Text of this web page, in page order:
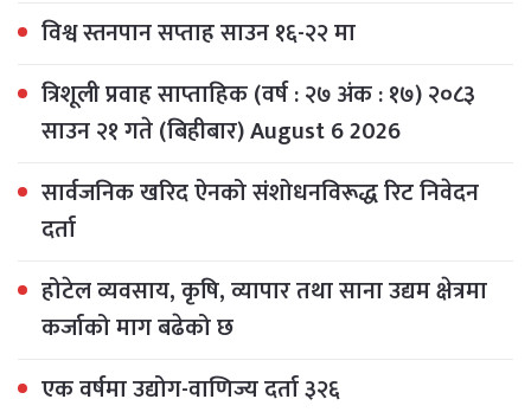
विश्व स्तनपान सप्ताह साउन १६-२२ मा
त्रिशूली प्रवाह साप्ताहिक (वर्ष : २७ अंक : १७) २०८३
साउन २१ गते (बिहीबार) August 6 2026
सार्वजनिक खरिद ऐनको संशोधनविरूद्ध रिट निवेदन
दर्ता
होटेल व्यवसाय, कृषि, व्यापार तथा साना उद्यम क्षेत्रमा
कर्जाको माग बढेको छ
एक वर्षमा उद्योग-वाणिज्य दर्ता ३२६